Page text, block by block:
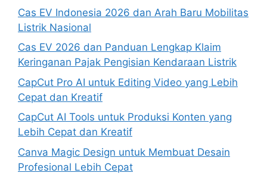
Cas EV Indonesia 2026 dan Arah Baru Mobilitas
Listrik Nasional
Cas EV 2026 dan Panduan Lengkap Klaim
Keringanan Pajak Pengisian Kendaraan Listrik
CapCut Pro AI untuk Editing Video yang Lebih
Cepat dan Kreatif
CapCut AI Tools untuk Produksi Konten yang
Lebih Cepat dan Kreatif
Canva Magic Design untuk Membuat Desain
Profesional Lebih Cepat